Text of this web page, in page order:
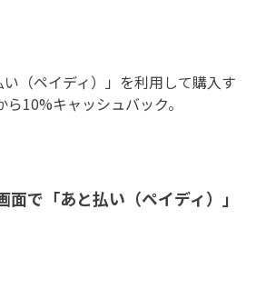
（ペイディ）」を利用して購入す
10%キャッシュバック。
で「あと払い（ペイディ）」